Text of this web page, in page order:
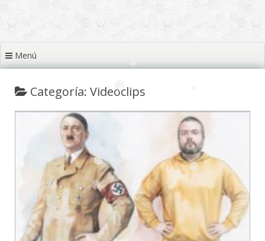
❅
❅
❅
❅ ❅
❅
Menú
Categoría: Videoclips